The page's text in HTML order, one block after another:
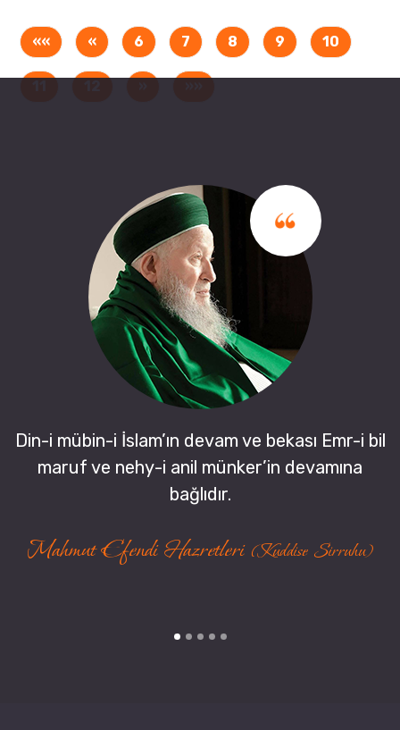
««İlk Sayfaya Dön
«Önceki Sayfa
6 (current)
7 (current)
8 (current)
9 (current)
10
Din-i mübin-i İslam’ın devam ve bekası Emr-i bil
maruf ve nehy-i anil münker’in devamına
bağlıdır.
Mahmut Efendi Hazretleri (Kuddise Sirruhu)